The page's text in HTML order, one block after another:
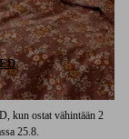
kun ostat vähintään 2
25.8.